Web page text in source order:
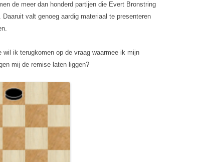
de meer dan honderd partijen die Evert Bronstring
valt genoeg aardig materiaal te presenteren
wil ik terugkomen op de vraag waarmee ik mijn
mij de remise laten liggen?